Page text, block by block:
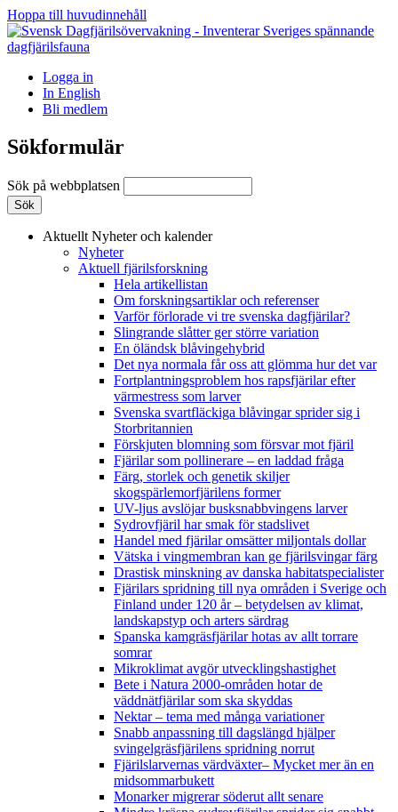
Hoppa till huvudinnehåll
Logga in
In English
Bli medlem
Sökformulär
Sök på webbplatsen
Aktuellt Nyheter och kalender
Nyheter
Aktuell fjärilsforskning
Hela artikellistan
Om forskningsartiklar och referenser
Varför förlorade vi tre svenska dagfjärilar?
Slingrande slåtter ger större variation
En öländsk blåvingehybrid
Det nya normala får oss att glömma hur det var
Fortplantningsproblem hos rapsfjärilar efter
värmestress som larver
Svenska svartfläckiga blåvingar sprider sig i
Storbritannien
Förskjuten blomning som försvar mot fjäril
Fjärilar som pollinerare – en laddad fråga
Färg, storlek och genetik skiljer
skogspärlemorfjärilens former
UV-ljus avslöjar busksnabbvingens larver
Sydrovfjäril har smak för stadslivet
Handel med fjärilar omsätter miljontals dollar
Vätska i vingmembran kan ge fjärilsvingar färg
Drastisk minskning av danska habitatspecialister
Fjärilars spridning till nya områden i Sverige och
Finland under 120 år– betydelsen av klimat,
landskapstyp och arters särdrag
Spanska kamgräsfjärilar hotas av allt torrare
somrar
Mikroklimat avgör utvecklingshastighet
Bete i Natura 2000-områden hotar de
väddnätfjärilar som ska skyddas
Nektar – tema med många variationer
Snabb anpassning till dagslängd hjälper
svingelgräsfjärilens spridning norrut
Fjärilslarvernas värdväxter– Mycket mer än en
midsommarbukett
Monarker migrerar söderut allt senare